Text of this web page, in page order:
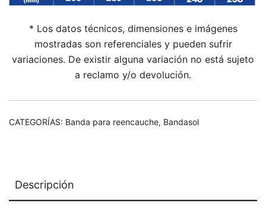
* Los datos técnicos, dimensiones e imágenes
mostradas son referenciales y pueden sufrir
variaciones. De existir alguna variación no está sujeto
a reclamo y/o devolución.
CATEGORÍAS: Banda para reencauche, Bandasol
Descripción